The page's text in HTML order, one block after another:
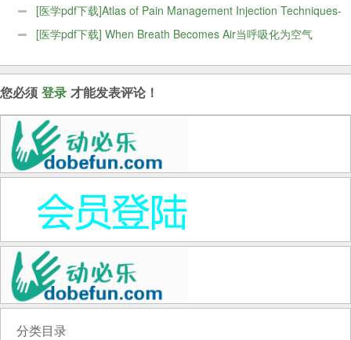
[医学pdf下载]Atlas of Pain Management Injection Techniques-
Elsevier[医学pdf下载] When Breath Becomes Air当呼吸化为空气
您必须 登录 才能发表评论！
分类目录